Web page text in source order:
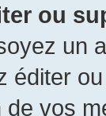
ou
un
éditer
vos